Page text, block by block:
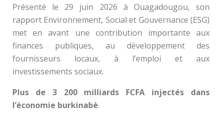
Présenté le 29 juin 2026 à Ouagadougou, son
rapport Environnement, Social et Gouvernance (ESG)
met en avant une contribution importante aux
finances publiques, au développement des
fournisseurs locaux, à l’emploi et aux
investissements sociaux.
Plus de 3 200 milliards FCFA injectés dans
l’économie burkinabè